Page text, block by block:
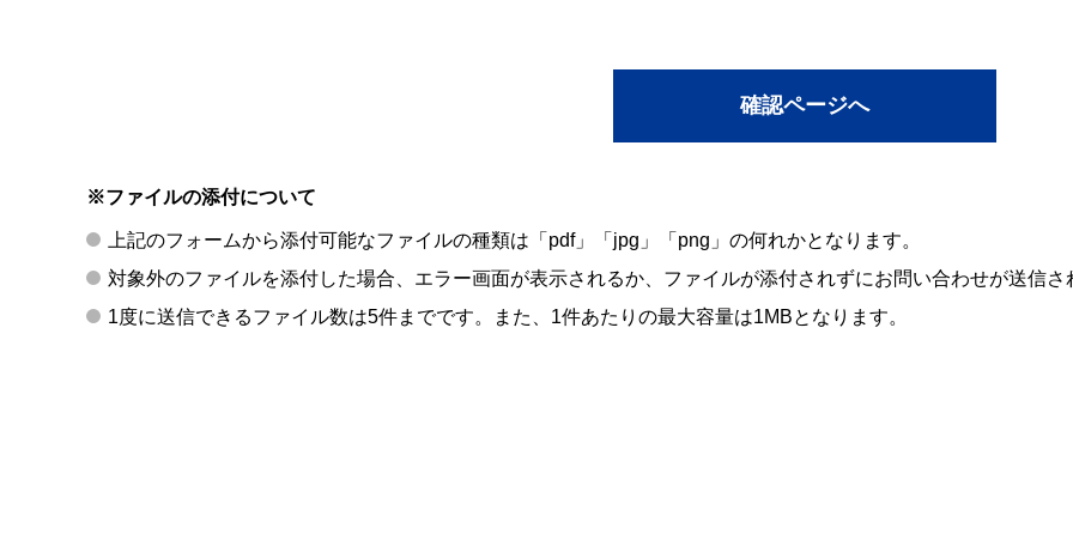
※ファイルの添付について
上記のフォームから添付可能なファイルの種類は「pdf」「jpg」「png」の何れかとなります。
対象外のファイルを添付した場合、エラー画面が表示されるか、ファイルが添付されずにお問い合わせが送信さ
1度に送信できるファイル数は5件までです。また、1件あたりの最大容量は1MBとなります。